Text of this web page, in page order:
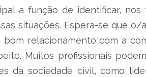
a função de identificar, nos
situações. Espera-se que o/
relacionamento com a
Muitos profissionais
da sociedade civil, como